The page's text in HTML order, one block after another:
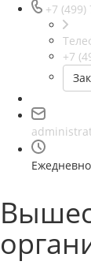
+7 (499)
+7